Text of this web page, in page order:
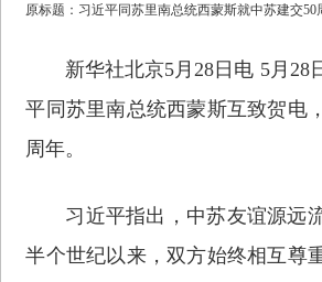
原标题：习近平同苏里南总统西蒙斯就中苏建交50
新华社北京5月28日电 5月28
平同苏里南总统西蒙斯互致贺电
周年。
习近平指出，中苏友谊源远
半个世纪以来，双方始终相互尊